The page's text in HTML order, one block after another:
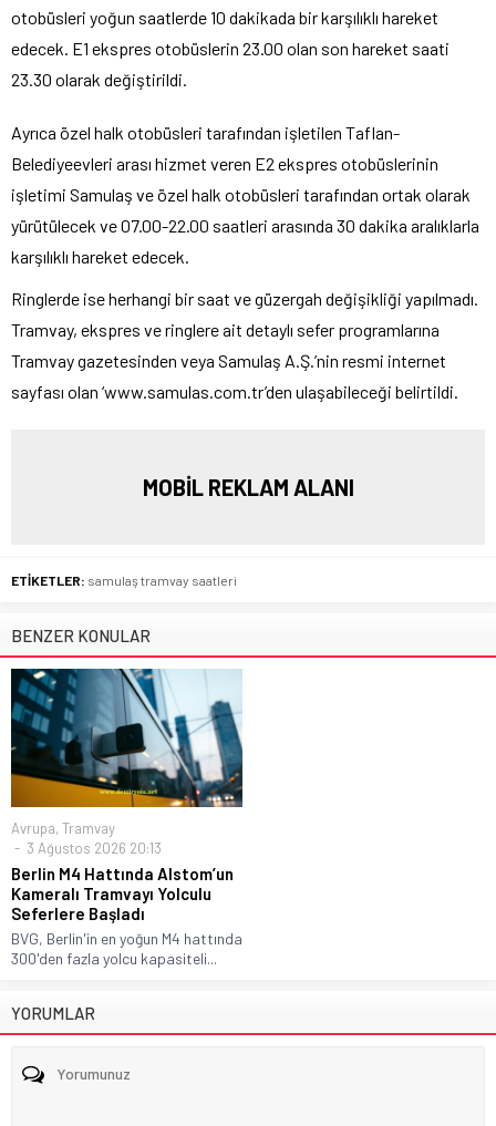
otobüsleri yoğun saatlerde 10 dakikada bir karşılıklı hareket
edecek. E1 ekspres otobüslerin 23.00 olan son hareket saati
23.30 olarak değiştirildi.
Ayrıca özel halk otobüsleri tarafından işletilen Taflan-
Belediyeevleri arası hizmet veren E2 ekspres otobüslerinin
işletimi Samulaş ve özel halk otobüsleri tarafından ortak olarak
yürütülecek ve 07.00-22.00 saatleri arasında 30 dakika aralıklarla
karşılıklı hareket edecek.
Ringlerde ise herhangi bir saat ve güzergah değişikliği yapılmadı.
Tramvay, ekspres ve ringlere ait detaylı sefer programlarına
Tramvay gazetesinden veya Samulaş A.Ş.’nin resmi internet
sayfası olan ‘www.samulas.com.tr’den ulaşabileceği belirtildi.
MOBİL REKLAM ALANI
ETİKETLER: samulaş tramvay saatleri
BENZER KONULAR
Avrupa, Tramvay
3 Ağustos 2026 20:13
Berlin M4 Hattında Alstom’un
Kameralı Tramvayı Yolculu
Seferlere Başladı
BVG, Berlin'in en yoğun M4 hattında
300'den fazla yolcu kapasiteli...
YORUMLAR